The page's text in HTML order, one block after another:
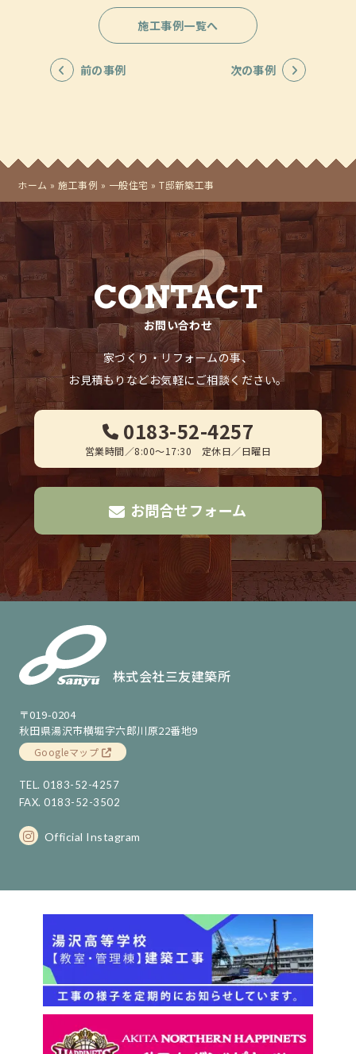
お問い合わせ
株式会社三友建築所
〒019-0204
秋田県湯沢市横堀字六郎川原22番地9
TEL. 0183-52-4257
FAX. 0183-52-3502
Official Instagram
前の事例
施工事例一覧へ
次の事例
ホーム »施工事例 » 一般住宅 »T邸新築工事
CONTACT
お問い合わせ
家づくり・リフォームの事、
お見積もりなどお気軽にご相談ください。
0183-52-4257
営業時間／8:00～17:30 定休日／日曜日
お問合せフォーム
株式会社三友建築所
〒019-0204
秋田県湯沢市横堀字六郎川原22番地9
Googleマップ
TEL. 0183-52-4257
FAX. 0183-52-3502
Official Instagram